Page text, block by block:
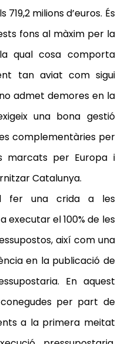
719,2 milions d’euros. És
fons al màxim per la
qual cosa comporta
tan aviat com sigui
admet demores en la
una bona gestió
complementàries per
marcats per Europa i
Catalunya.
fer una crida a les
executar el 100% de les
així com una
en la publicació de
. En aquest
per part de
a la primera meitat